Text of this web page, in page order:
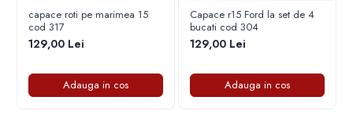
Capace r16 Toyota
Capace r16 Volvo
Capace r16 VW
4. Se pot desprinde în mers?
Nu, dacă sunt montate corect, prinderea este fermă și
sigură.
5. Ce conține setul?
Setul conține 4 capace roți R15.
capace roti pe marimea 15
cod 317
129,00 Lei
Adauga in cos
Capace r15 Ford la set de 4
bucati cod 304
129,00 Lei
Adauga in cos